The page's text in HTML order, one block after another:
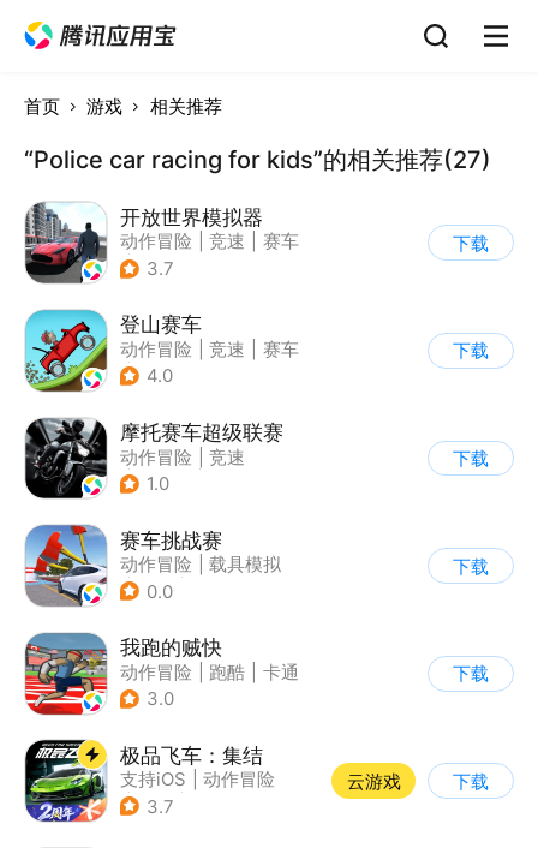
首页 游戏 相关推荐
“Police car racing for kids”的相关推荐(27)
开放世界模拟器
动作冒险 竞速
赛车
| 开放世界
3.7
下载
登山赛车
动作冒险 竞速
赛车
| 卡通
4.0
下载
摩托赛车超级联赛
动作冒险
竞速
| 摩托车
1.0
下载
赛车挑战赛
动作冒险
载具模拟
| 汽车
0.0
下载
我跑的贼快
动作冒险 跑酷
卡通
3.0
下载
极品飞车：集结
支持iOS
动作冒险
| 竞速
3.7
云游戏 下载